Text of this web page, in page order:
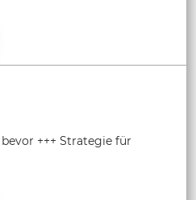
+++ Strategie für